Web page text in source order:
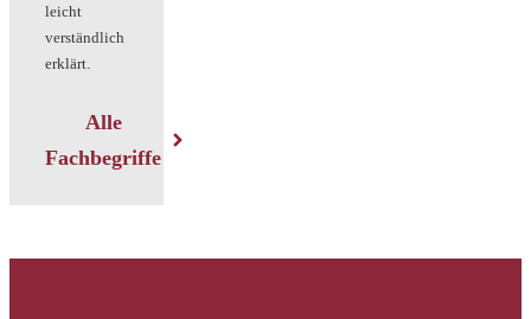
leicht
verständlich
erklärt.
Alle
Fachbegriffe